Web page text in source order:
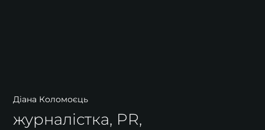
Діана Коломоєць
журналістка, PR,